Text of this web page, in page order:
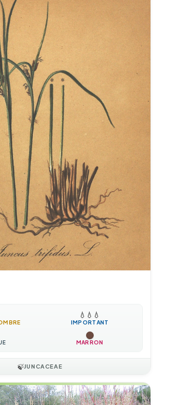
💧 💧 💧
IMPORTANT
MARRON
🍃JUNCACEAE